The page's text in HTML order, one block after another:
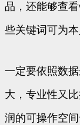
品，还能够查
些关键词可为本
一定要依照数
大，专业性又
润的可操作空间